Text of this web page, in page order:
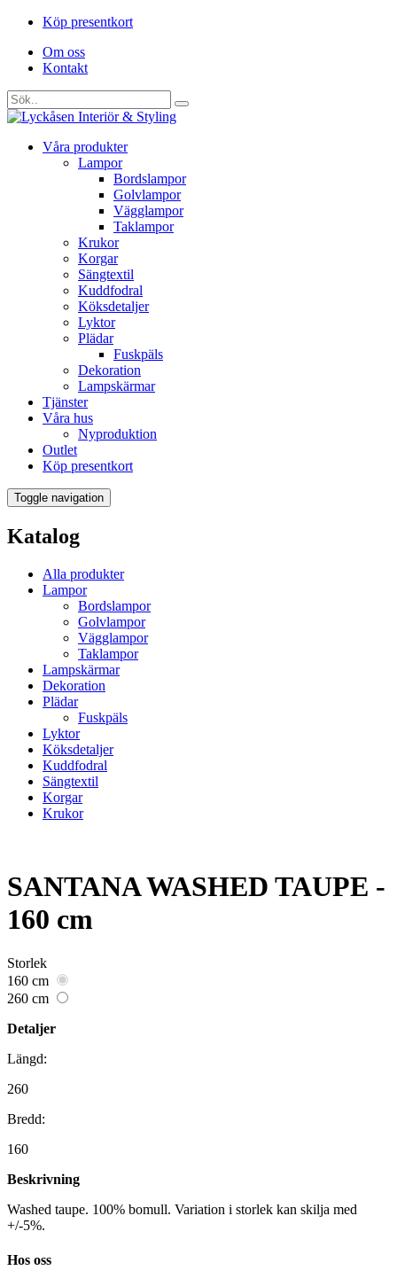
Köp presentkort
Om oss
Kontakt
Våra produkter
Lampor
Bordslampor
Golvlampor
Vägglampor
Taklampor
Krukor
Korgar
Sängtextil
Kuddfodral
Köksdetaljer
Lyktor
Plädar
Fuskpäls
Dekoration
Lampskärmar
Tjänster
Våra hus
Nyproduktion
Outlet
Köp presentkort
Toggle navigation
Katalog
Alla produkter
Lampor
Bordslampor
Golvlampor
Vägglampor
Taklampor
Lampskärmar
Dekoration
Plädar
Fuskpäls
Lyktor
Köksdetaljer
Kuddfodral
Sängtextil
Korgar
Krukor
SANTANA WASHED TAUPE -
160 cm
Storlek
160 cm
260 cm
Detaljer
Längd:
260
Bredd:
160
Beskrivning
Washed taupe. 100% bomull. Variation i storlek kan skilja med
+/-5%.
Hos oss